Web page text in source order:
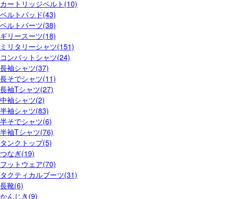
カートリッジベルト(10)
ベルトパッド(43)
ベルトパーツ(38)
ギリースーツ(18)
ミリタリーシャツ(151)
コンバットシャツ(24)
長袖シャツ(37)
長そでシャツ(11)
長袖Tシャツ(27)
中袖シャツ(2)
半袖シャツ(83)
半そでシャツ(6)
半袖Tシャツ(76)
タンクトップ(5)
つなぎ(19)
フットウェア(70)
タクティカルブーツ(31)
長靴(6)
かんじき(9)